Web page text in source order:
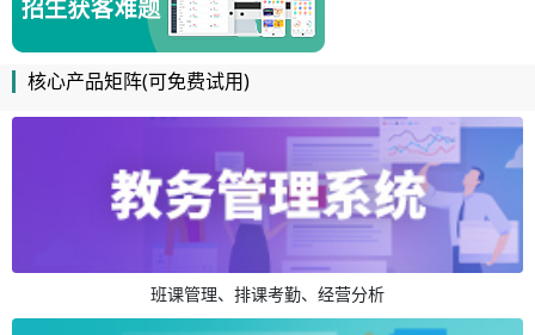
核心产品矩阵(可免费试用)
班课管理、排课考勤、经营分析